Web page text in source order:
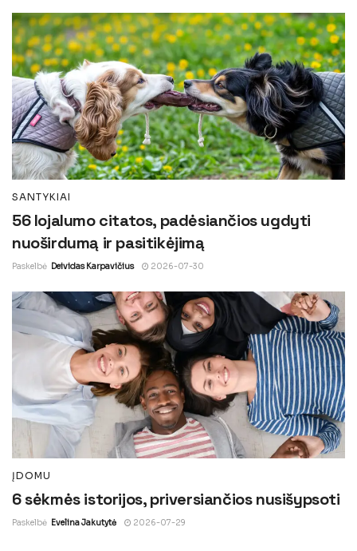
SANTYKIAI
56 lojalumo citatos, padėsiančios ugdyti
nuoširdumą ir pasitikėjimą
Paskelbė Deividas Karpavičius 2026-07-30
ĮDOMU
6 sėkmės istorijos, priversiančios nusišypsoti
Paskelbė Evelina Jakutytė 2026-07-29